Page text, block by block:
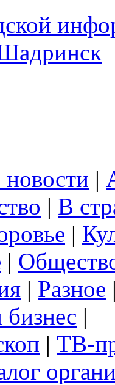
новости |
| В
|
|
| Разное
|
| ТВ-